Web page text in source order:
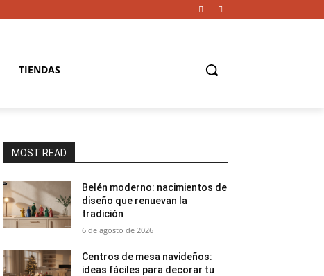
TIENDAS
MOST READ
Belén moderno: nacimientos de
diseño que renuevan la
tradición
6 de agosto de 2026
Centros de mesa navideños:
ideas fáciles para decorar tu